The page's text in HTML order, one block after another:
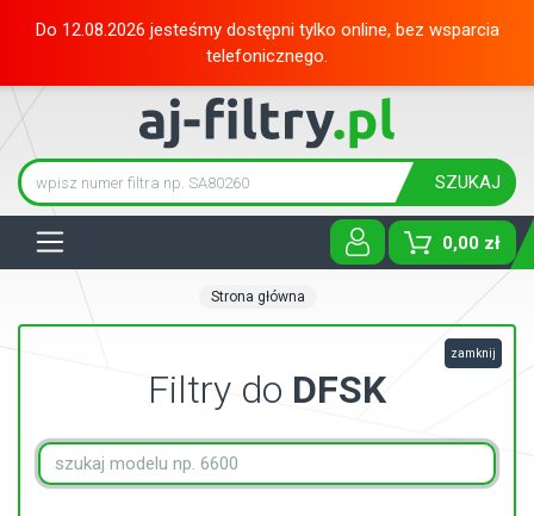
Do 12.08.2026 jesteśmy dostępni tylko online, bez wsparcia
telefonicznego.
SZUKAJ
0,00 zł
Strona główna
Filtry do DFSK
zamknij